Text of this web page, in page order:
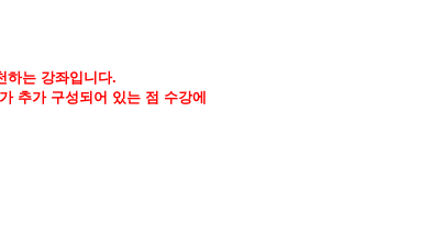
하는 강좌입니다.
추가 구성되어 있는 점 수강에